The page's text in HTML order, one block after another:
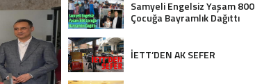
Samyeli Engelsiz Yaşam 800
Çocuğa Bayramlık Dağıttı
İETT’DEN AK SEFER